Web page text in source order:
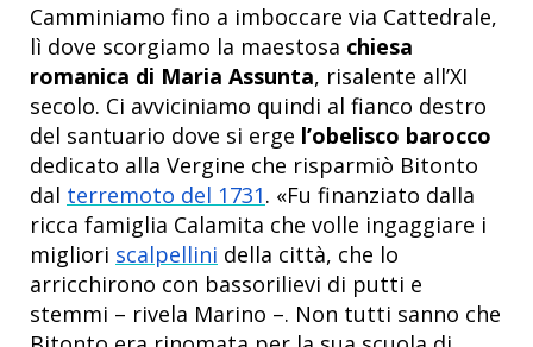
Camminiamo fino a imboccare via Cattedrale,
lì dove scorgiamo la maestosa chiesa
romanica di Maria Assunta, risalente all’XI
secolo. Ci avviciniamo quindi al fianco destro
del santuario dove si erge l’obelisco barocco
dedicato alla Vergine che risparmiò Bitonto
dal terremoto del 1731. «Fu finanziato dalla
ricca famiglia Calamita che volle ingaggiare i
migliori scalpellini della città, che lo
arricchirono con bassorilievi di putti e
stemmi – rivela Marino –. Non tutti sanno che